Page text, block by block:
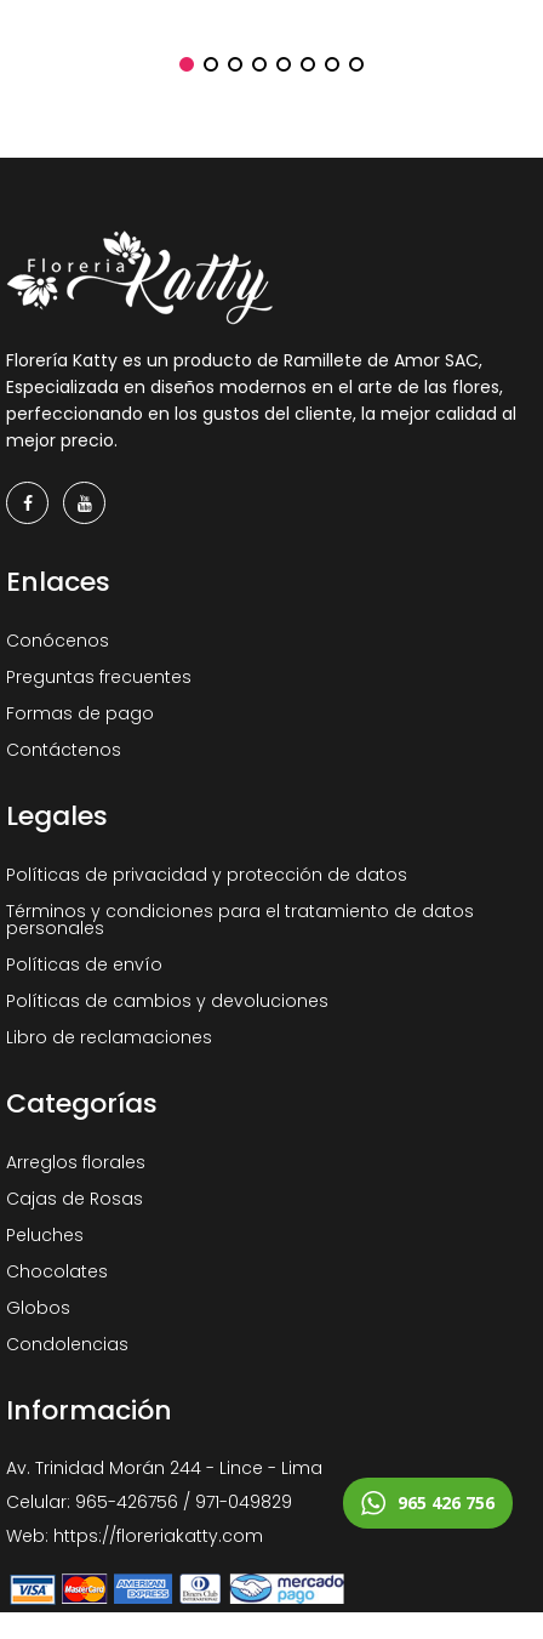
Florería Katty es un producto de Ramillete de Amor SAC,
Especializada en diseños modernos en el arte de las flores,
perfeccionando en los gustos del cliente, la mejor calidad al
mejor precio.
Enlaces
Conócenos
Preguntas frecuentes
Formas de pago
Contáctenos
Legales
Políticas de privacidad y protección de datos
Términos y condiciones para el tratamiento de datos
personales
Políticas de envío
Políticas de cambios y devoluciones
Libro de reclamaciones
Categorías
Arreglos florales
Cajas de Rosas
Peluches
Chocolates
Globos
Condolencias
Información
Av. Trinidad Morán 244 - Lince - Lima
Celular: 965-426756 / 971-049829
Web: https://floreriakatty.com
965 426 756